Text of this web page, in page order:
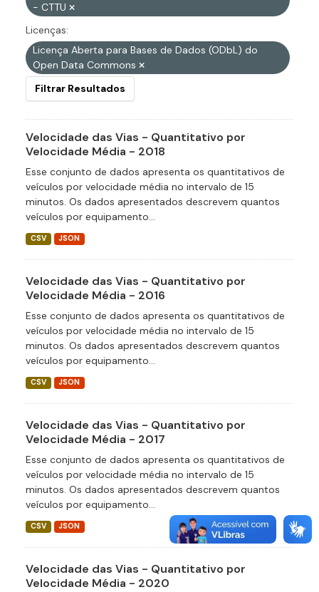
- CTTU
Licenças:
Licença Aberta para Bases de Dados (ODbL) do
Open Data Commons
Filtrar Resultados
Velocidade das Vias - Quantitativo por
Velocidade Média - 2018
Esse conjunto de dados apresenta os quantitativos de
veículos por velocidade média no intervalo de 15
minutos. Os dados apresentados descrevem quantos
veículos por equipamento...
CSV JSON
Velocidade das Vias - Quantitativo por
Velocidade Média - 2016
Esse conjunto de dados apresenta os quantitativos de
veículos por velocidade média no intervalo de 15
minutos. Os dados apresentados descrevem quantos
veículos por equipamento...
CSV JSON
Velocidade das Vias - Quantitativo por
Velocidade Média - 2017
Esse conjunto de dados apresenta os quantitativos de
veículos por velocidade média no intervalo de 15
minutos. Os dados apresentados descrevem quantos
veículos por equipamento...
CSV JSON
Velocidade das Vias - Quantitativo por
Velocidade Média - 2020